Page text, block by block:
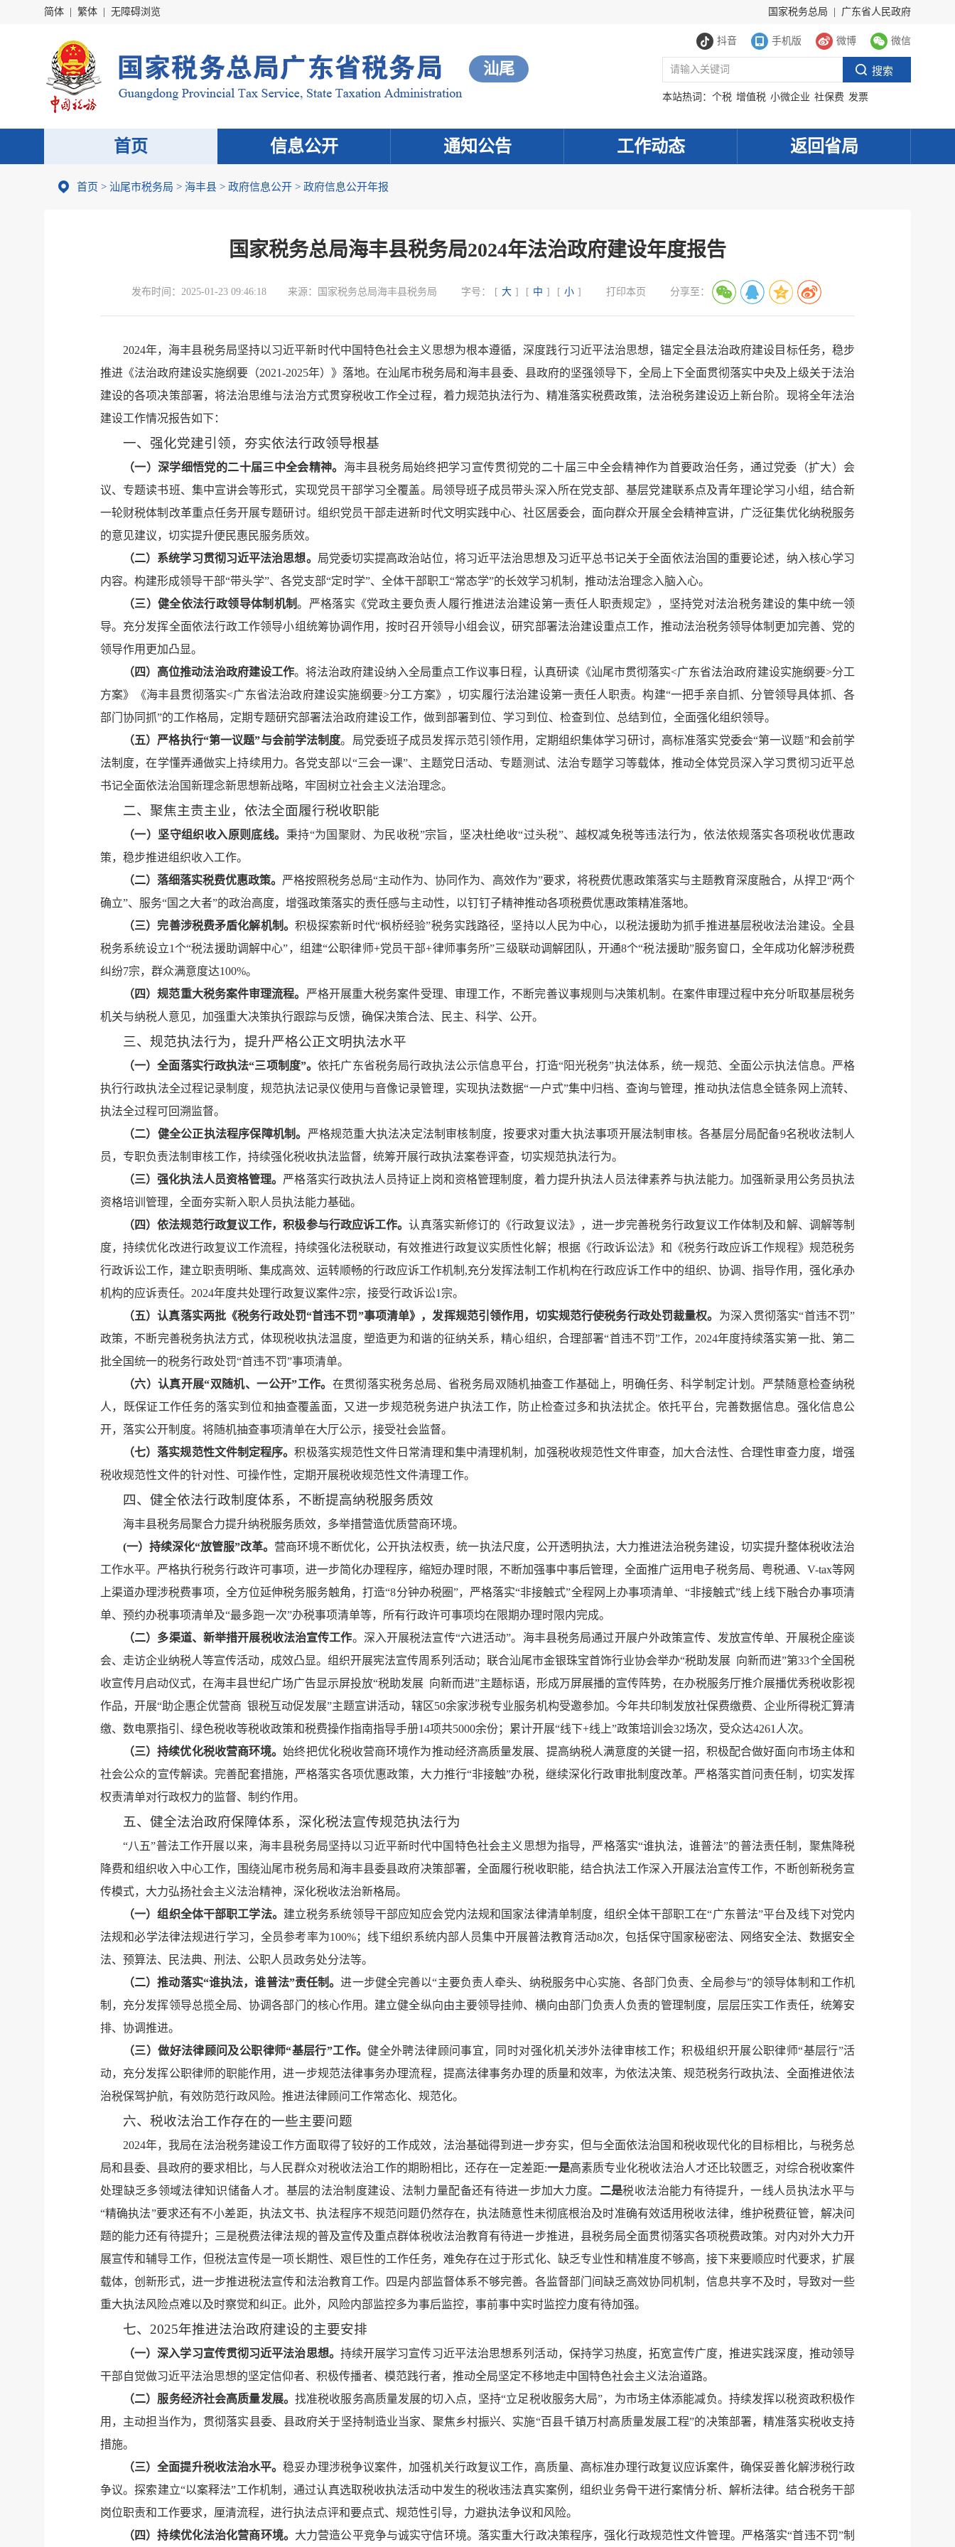
简体 繁体 无障碍浏览 国家税务总局 广东省人民政府
抖音 手机版 微博 微信
汕尾
本站热词： 个税 增值税 小微企业 社保费 发票
首页 信息公开 通知公告 工作动态 返回省局
首页 > 汕尾市税务局 > 海丰县 > 政府信息公开 > 政府信息公开年报
国家税务总局海丰县税务局2024年法治政府建设年度报告
发布时间： 2025-01-23 09:46:18 来源： 国家税务总局海丰县税务局 字号： [ 大 ] [ 中 ] [ 小 ] 打印本页 分享至：
2024年，海丰县税务局坚持以习近平新时代中国特色社会主义思想为根本遵循，深度践行习近平法治思想，锚定全县法治政府建设目标任务，稳步
推进《法治政府建设实施纲要（2021-2025年）》落地。在汕尾市税务局和海丰县委、县政府的坚强领导下，全局上下全面贯彻落实中央及上级关于法治
建设的各项决策部署，将法治思维与法治方式贯穿税收工作全过程，着力规范执法行为、精准落实税费政策，法治税务建设迈上新台阶。现将全年法治
建设工作情况报告如下：
一、强化党建引领，夯实依法行政领导根基
（一）深学细悟党的二十届三中全会精神。 海丰县税务局始终把学习宣传贯彻党的二十届三中全会精神作为首要政治任务，通过党委（扩大）会
议、专题读书班、集中宣讲会等形式，实现党员干部学习全覆盖。局领导班子成员带头深入所在党支部、基层党建联系点及青年理论学习小组，结合新
一轮财税体制改革重点任务开展专题研讨。组织党员干部走进新时代文明实践中心、社区居委会，面向群众开展全会精神宣讲，广泛征集优化纳税服务
的意见建议，切实提升便民惠民服务质效。
（二） 系统学习贯彻习近平法治思想。 局党委切实提高政治站位，将习近平法治思想及习近平总书记关于全面依法治国的重要论述，纳入核心学习
内容。构建形成领导干部“带头学”、各党支部“定时学”、全体干部职工“常态学”的长效学习机制，推动法治理念入脑入心。
（三）健全依法行政领导体制机制。严格落实《党政主要负责人履行推进法治建设第一责任人职责规定》，坚持党对法治税务建设的集中统一领
导。充分发挥全面依法行政工作领导小组统筹协调作用，按时召开领导小组会议，研究部署法治建设重点工作，推动法治税务领导体制更加完善、党的
领导作用更加凸显。
（四） 高位推动法治政府建设工作。将法治政府建设纳入全局重点工作议事日程，认真研读《汕尾市贯彻落实<广东省法治政府建设实施纲要>分工
方案》《海丰县贯彻落实<广东省法治政府建设实施纲要>分工方案》，切实履行法治建设第一责任人职责。构建“一把手亲自抓、分管领导具体抓、各
部门协同抓”的工作格局，定期专题研究部署法治政府建设工作，做到部署到位、学习到位、检查到位、总结到位，全面强化组织领导。
（五） 严格执行“第一议题”与会前学法制度。局党委班子成员发挥示范引领作用，定期组织集体学习研讨，高标准落实党委会“第一议题”和会前学
法制度，在学懂弄通做实上持续用力。各党支部以“三会一课”、主题党日活动、专题测试、法治专题学习等载体，推动全体党员深入学习贯彻习近平总
书记全面依法治国新理念新思想新战略，牢固树立社会主义法治理念。
二、聚焦主责主业，依法全面履行税收职能
（一）坚守组织收入原则底线。 秉持“为国聚财、为民收税”宗旨，坚决杜绝收“过头税”、越权减免税等违法行为，依法依规落实各项税收优惠政
策，稳步推进组织收入工作。
（二）落细落实税费优惠政策。 严格按照税务总局“主动作为、协同作为、高效作为”要求，将税费优惠政策落实与主题教育深度融合，从捍卫“两个
确立”、服务“国之大者”的政治高度，增强政策落实的责任感与主动性，以钉钉子精神推动各项税费优惠政策精准落地。
（三）完善涉税费矛盾化解机制。 积极探索新时代“枫桥经验”税务实践路径，坚持以人民为中心，以税法援助为抓手推进基层税收法治建设。全县
税务系统设立1个“税法援助调解中心”，组建“公职律师+党员干部+律师事务所”三级联动调解团队，开通8个“税法援助”服务窗口，全年成功化解涉税费
纠纷7宗，群众满意度达100%。
（ 四）规范重大税务案件审理流程。 严格开展重大税务案件受理、审理工作，不断完善议事规则与决策机制。在案件审理过程中充分听取基层税务
机关与纳税人意见，加强重大决策执行跟踪与反馈，确保决策合法、民主、科学、公开。
三、规范执法行为，提升严格公正文明执法水平
（一）全面落实行政执法“三项制度”。依托广东省税务局行政执法公示信息平台，打造“阳光税务”执法体系，统一规范、全面公示执法信息。严格
执行行政执法全过程记录制度，规范执法记录仪使用与音像记录管理，实现执法数据“一户式”集中归档、查询与管理，推动执法信息全链条网上流转、
执法全过程可回溯监督。
（二）健全公正执法程序保障机制。 严格规范重大执法决定法制审核制度，按要求对重大执法事项开展法制审核。各基层分局配备9名税收法制人
员，专职负责法制审核工作，持续强化税收执法监督，统筹开展行政执法案卷评查，切实规范执法行为。
（三）强化执法人员资格管理。 严格落实行政执法人员持证上岗和资格管理制度，着力提升执法人员法律素养与执法能力。加强新录用公务员执法
资格培训管理，全面夯实新入职人员执法能力基础。
（四）依法规范行政复议工作，积极参与行政应诉工作。认真落实新修订的《行政复议法》，进一步完善税务行政复议工作体制及和解、调解等制
度，持续优化改进行政复议工作流程，持续强化法税联动，有效推进行政复议实质性化解；根据《行政诉讼法》和《税务行政应诉工作规程》规范税务
行政诉讼工作，建立职责明晰、集成高效、运转顺畅的行政应诉工作机制,充分发挥法制工作机构在行政应诉工作中的组织、协调、指导作用，强化承办
机构的应诉责任。2024年度共处理行政复议案件2宗，接受行政诉讼1宗。
（五）认真落实两批《税务行政处罚“首违不罚”事项清单》，发挥规范引领作用，切实规范行使税务行政处罚裁量权。 为深入贯彻落实“首违不罚”
政策，不断完善税务执法方式，体现税收执法温度，塑造更为和谐的征纳关系，精心组织，合理部署“首违不罚”工作，2024年度持续落实第一批、第二
批全国统一的税务行政处罚“首违不罚”事项清单。
（六）认真开展“双随机、一公开”工作。 在贯彻落实税务总局、省税务局双随机抽查工作基础上，明确任务、科学制定计划。严禁随意检查纳税
人，既保证工作任务的落实到位和抽查覆盖面，又进一步规范税务进户执法工作，防止检查过多和执法扰企。依托平台，完善数据信息。强化信息公
开，落实公开制度。将随机抽查事项清单在大厅公示，接受社会监督。
（七）落实规范性文件制定程序。积极落实规范性文件日常清理和集中清理机制，加强税收规范性文件审查，加大合法性、合理性审查力度，增强
税收规范性文件的针对性、可操作性，定期开展税收规范性文件清理工作。
四、健全依法行政制度体系，不断提高纳税服务质效
海丰县税务局聚合力提升纳税服务质效，多举措营造优质营商环境。
(一）持续深化“放管服”改革。 营商环境不断优化，公开执法权责，统一执法尺度，公开透明执法，大力推进法治税务建设，切实提升整体税收法治
工作水平。严格执行税务行政许可事项，进一步简化办理程序，缩短办理时限，不断加强事中事后管理，全面推广运用电子税务局、粤税通、V-tax等网
上渠道办理涉税费事项，全方位延伸税务服务触角，打造“8分钟办税圈”，严格落实“非接触式”全程网上办事项清单、“非接触式”线上线下融合办事项清
单、预约办税事项清单及“最多跑一次”办税事项清单等，所有行政许可事项均在限期办理时限内完成。
（二）多渠道、新举措开展税收法治宣传工作。深入开展税法宣传“六进活动”。海丰县税务局通过开展户外政策宣传、发放宣传单、开展税企座谈
会、走访企业纳税人等宣传活动，成效凸显。组织开展宪法宣传周系列活动；联合汕尾市金银珠宝首饰行业协会举办“税助发展 向新而进”第33个全国税
收宣传月启动仪式，在海丰县世纪广场广告显示屏投放“税助发展 向新而进”主题标语，形成万屏展播的宣传阵势，在办税服务厅推介展播优秀税收影视
作品，开展“助企惠企优营商 银税互动促发展”主题宣讲活动，辖区50余家涉税专业服务机构受邀参加。今年共印制发放社保费缴费、企业所得税汇算清
缴、数电票指引、绿色税收等税收政策和税费操作指南指导手册14项共5000余份；累计开展“线下+线上”政策培训会32场次，受众达4261人次。
（三）持续优化税收营商环境。始终把优化税收营商环境作为推动经济高质量发展、提高纳税人满意度的关键一招，积极配合做好面向市场主体和
社会公众的宣传解读。完善配套措施，严格落实各项优惠政策，大力推行“非接触”办税，继续深化行政审批制度改革。严格落实首问责任制，切实发挥
权责清单对行政权力的监督、制约作用。
五、健全法治政府保障体系，深化税法宣传规范执法行为
“八五”普法工作开展以来，海丰县税务局坚持以习近平新时代中国特色社会主义思想为指导，严格落实“谁执法，谁普法”的普法责任制，聚焦降税
降费和组织收入中心工作，围绕汕尾市税务局和海丰县委县政府决策部署，全面履行税收职能，结合执法工作深入开展法治宣传工作，不断创新税务宣
传模式，大力弘扬社会主义法治精神，深化税收法治新格局。
（一）组织全体干部职工学法。 建立税务系统领导干部应知应会党内法规和国家法律清单制度，组织全体干部职工在“广东普法”平台及线下对党内
法规和必学法律法规进行学习，全员参考率为100%；线下组织系统内部人员集中开展普法教育活动8次，包括保守国家秘密法、网络安全法、数据安全
法、预算法、民法典、刑法、公职人员政务处分法等。
（二）推动落实“谁执法，谁普法”责任制。进一步健全完善以“主要负责人牵头、纳税服务中心实施、各部门负责、全局参与”的领导体制和工作机
制，充分发挥领导总揽全局、协调各部门的核心作用。建立健全纵向由主要领导挂帅、横向由部门负责人负责的管理制度，层层压实工作责任，统筹安
排、协调推进。
（三）做好法律顾问及公职律师“基层行”工作。健全外聘法律顾问事宜，同时对强化机关涉外法律审核工作；积极组织开展公职律师“基层行”活
动，充分发挥公职律师的职能作用，进一步规范法律事务办理流程，提高法律事务办理的质量和效率，为依法决策、规范税务行政执法、全面推进依法
治税保驾护航，有效防范行政风险。推进法律顾问工作常态化、规范化。
六、税收法治工作存在的一些主要问题
2024年，我局在法治税务建设工作方面取得了较好的工作成效，法治基础得到进一步夯实，但与全面依法治国和税收现代化的目标相比，与税务总
局和县委、县政府的要求相比，与人民群众对税收法治工作的期盼相比，还存在一定差距:一是高素质专业化税收法治人才还比较匮乏，对综合税收案件
处理缺乏多领域法律知识储备人才。基层的法治制度建设、法制力量配备还有待进一步加大力度。 二是税收法治能力有待提升，一线人员执法水平与
“精确执法”要求还有不小差距，执法文书、执法程序不规范问题仍然存在，执法随意性未彻底根治及时准确有效适用税收法律，维护税费征管，解决问
题的能力还有待提升；三是税费法律法规的普及宣传及重点群体税收法治教育有待进一步推进，县税务局全面贯彻落实各项税费政策。对内对外大力开
展宣传和辅导工作，但税法宣传是一项长期性、艰巨性的工作任务，难免存在过于形式化、缺乏专业性和精准度不够高，接下来要顺应时代要求，扩展
载体，创新形式，进一步推进税法宣传和法治教育工作。四是内部监督体系不够完善。各监督部门间缺乏高效协同机制，信息共享不及时，导致对一些
重大执法风险点难以及时察觉和纠正。此外，风险内部监控多为事后监控，事前事中实时监控力度有待加强。
七、2025年推进法治政府建设的主要安排
（一）深入学习宣传贯彻习近平法治思想。 持续开展学习宣传习近平法治思想系列活动，保持学习热度，拓宽宣传广度，推进实践深度，推动领导
干部自觉做习近平法治思想的坚定信仰者、积极传播者、模范践行者，推动全局坚定不移地走中国特色社会主义法治道路。
（二）服务经济社会高质量发展。 找准税收服务高质量发展的切入点，坚持“立足税收服务大局”，为市场主体添能减负。持续发挥以税资政积极作
用，主动担当作为，贯彻落实县委、县政府关于坚持制造业当家、聚焦乡村振兴、实施“百县千镇万村高质量发展工程”的决策部署，精准落实税收支持
措施。
（三）全面提升税收法治水平。稳妥办理涉税争议案件，加强机关行政复议工作，高质量、高标准办理行政复议应诉案件，确保妥善化解涉税行政
争议。探索建立“以案释法”工作机制，通过认真选取税收执法活动中发生的税收违法真实案例，组织业务骨干进行案情分析、解析法律。结合税务干部
岗位职责和工作要求，厘清流程，进行执法点评和要点式、规范性引导，力避执法争议和风险。
（四）持续优化法治化营商环境。 大力营造公平竞争与诚实守信环境。落实重大行政决策程序，强化行政规范性文件管理。严格落实“首违不罚”制